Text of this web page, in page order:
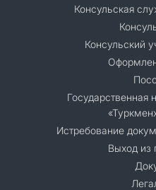
Консульская
Консульский
Государственная
Истребование
Выход из